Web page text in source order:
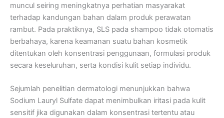
muncul seiring meningkatnya perhatian masyarakat
terhadap kandungan bahan dalam produk perawatan
rambut. Pada praktiknya, SLS pada shampoo tidak otomatis
berbahaya, karena keamanan suatu bahan kosmetik
ditentukan oleh konsentrasi penggunaan, formulasi produk
secara keseluruhan, serta kondisi kulit setiap individu.
Sejumlah penelitian dermatologi menunjukkan bahwa
Sodium Lauryl Sulfate dapat menimbulkan iritasi pada kulit
sensitif jika digunakan dalam konsentrasi tertentu atau